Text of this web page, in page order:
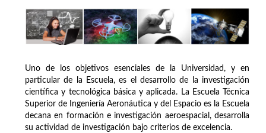
Uno de los objetivos esenciales de la Universidad, y en
particular de la Escuela, es el desarrollo de la investigación
científica y tecnológica básica y aplicada. La Escuela Técnica
Superior de Ingeniería Aeronáutica y del Espacio es la Escuela
decana en formación e investigación aeroespacial, desarrolla
su actividad de investigación bajo criterios de excelencia.